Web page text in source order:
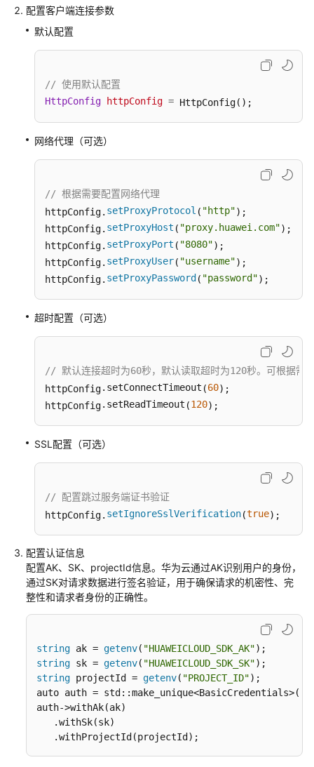
配置客户端连接参数
默认配置
// 使用默认配置
HttpConfig
httpConfig = HttpConfig();
网络代理（可选）
// 根据需要配置网络代理
httpConfig. setProxyProtocol ( "http");
httpConfig. setProxyHost ( "proxy.huawei.com");
httpConfig. setProxyPort ( "8080");
httpConfig. setProxyUser( "username");
httpConfig. setProxyPassword ( "password");
超时配置（可选）
// 默认连接超时为60秒，默认读取超时为120秒。可根据需
httpConfig.setConnectTimeout (60);
httpConfig.setReadTimeout (120);
SSL配置（可选）
// 配置跳过服务端证书验证
httpConfig. setIgnoreSslVerification(true);
配置认证信息
配置AK、SK、projectId信息。华为云通过AK识别用户的身份，
通过SK对请求数据进行签名验证，用于确保请求的机密性、完
整性和请求者身份的正确性。
string ak = getenv( "HUAWEICLOUD_SDK_AK"
string sk = getenv( "HUAWEICLOUD_SDK_SK"
string projectId = getenv( "PROJECT_ID");
auto auth = std::make_unique<BasicCredentials>();
auth->withAk(ak)
   .withSk(sk)
   .withProjectId(projectId);